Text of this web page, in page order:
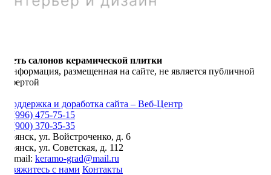
Сеть салонов керамической плитки
Информация, размещенная на сайте, не является публичной
офертой
Поддержка и доработка сайта – Веб-Центр
8 (996) 475-75-15
8 (900) 370-35-35
Брянск, ул. Войстроченко, д. 6
Брянск, ул. Советская, д. 112
E-mail: keramo-grad@mail.ru
Свяжитесь с нами Контакты